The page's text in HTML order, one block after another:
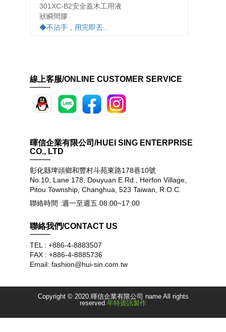
301XC-B2安全蓋木工用液
狀瞬間膠
◆不沾手，用完即丟..
線上客服/ONLINE CUSTOMER SERVICE
暉信企業有限公司/HUEI SING ENTERPRISE
CO., LTD
彰化縣埤頭鄉和豐村斗苑東路178巷10號
No.10, Lane 178, Douyuan E.Rd., Herfon Village,
Pitou Township, Changhua, 523 Taiwan, R.O.C.
聯絡時間 :週一至週五 08:00~17:00
聯絡我們/CONTACT US
TEL : +886-4-8883507
FAX : +886-4-8885736
Email: fashion@hui-sin.com.tw
Copyright © 2020.暉信企業有限公司 name All rights
reserved. 年特資訊製作